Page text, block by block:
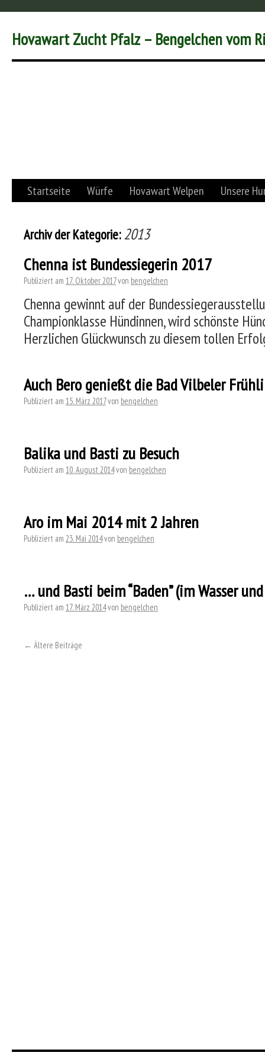
Hovawart Zucht Pfalz – Bengelchen vom
Startseite Würfe Hovawart Welpen Unsere
Archiv der Kategorie:2013
Chenna ist Bundessiegerin 2017
Publiziert am 17. Oktober 2017von bengelchen
Chenna gewinnt auf der
Championklasse Hündinnen, wird schönste
Herzlichen Glückwunsch zu diesem tollen
Auch Bero genießt die Bad Vilbeler
Publiziert am 15. März 2017von bengelchen
Balika und Basti zu Besuch
Publiziert am 10. August 2014von bengelchen
Aro im Mai 2014 mit 2 Jahren
Publiziert am 23. Mai 2014von bengelchen
… und Basti beim “Baden” (im Wasser
Publiziert am 17. März 2014von bengelchen
← Ältere Beiträge